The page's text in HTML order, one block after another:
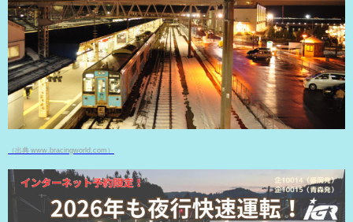
（出典 www.bracingworld.com）